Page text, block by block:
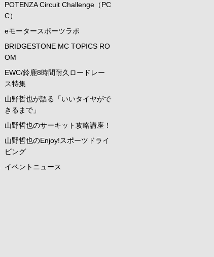
POTENZA Circuit Challenge（PC
C）
eモータースポーツラボ
BRIDGESTONE MC TOPICS RO
OM
EWC/鈴鹿8時間耐久ロードレー
ス特集
山野哲也が語る「いいタイヤがで
きるまで」
山野哲也のサーキット攻略講座！
山野哲也のEnjoy!スポーツドライ
ビング
イベントニュース